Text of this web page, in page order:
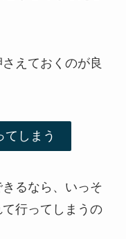
えておくのが良
てしまう
るなら、いっそ
行ってしまうの